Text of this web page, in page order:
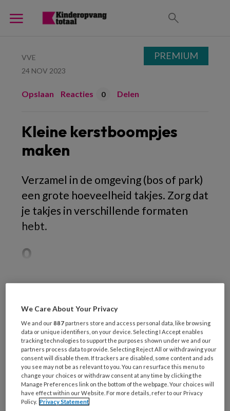
VVE
24 NOV 2023
Opslaan Reacties 0 Delen
Kleine kerstboompjes
maken
Verzamel in de omgeving (bos of park)
een grote hoeveelheid takjes. Zorg dat
je takjes in verschillende formaten
hebt.
0
Wil je dit artikel lezen?
Maak gratis een account aan en lees 2
artikelen gratis per maand
Al een account of abonnement?Log dan in
PREMIUM
We Care About Your Privacy
We and our887 partners store and access personal data, like browsing
data or unique identifiers, on your device. Selecting I Accept enables
tracking technologies to support the purposes shown under we and our
partners process data to provide. Selecting Reject All or withdrawing your
consent will disable them. If trackers are disabled, some content and ads
you see may not be as relevant to you. You can resurface this menu to
change your choices or withdraw consent at any time by clicking the
Manage Preferences link on the bottom of the webpage. Your choices will
have effect within our Website. For more details, refer to our Privacy
Policy. Privacy Statement